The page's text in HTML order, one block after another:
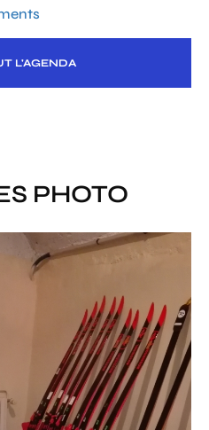
L'AGENDA
PHOTO